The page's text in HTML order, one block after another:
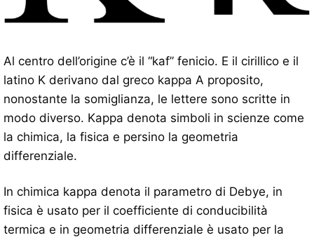
Al centro dell’origine c’è il “kaf” fenicio. E il cirillico e il
latino K derivano dal greco kappa A proposito,
nonostante la somiglianza, le lettere sono scritte in
modo diverso. Kappa denota simboli in scienze come
la chimica, la fisica e persino la geometria
differenziale.
In chimica kappa denota il parametro di Debye, in
fisica è usato per il coefficiente di conducibilità
termica e in geometria differenziale è usato per la